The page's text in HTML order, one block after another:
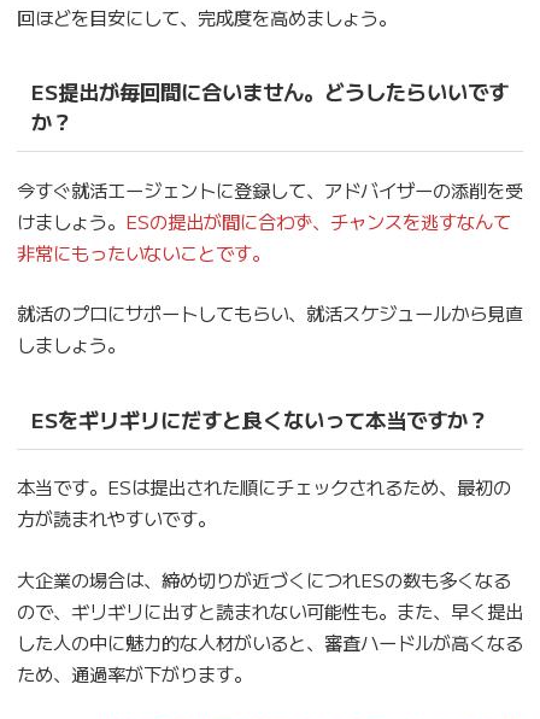
回ほどを目安にして、完成度を高めましょう。
ES提出が毎回間に合いません。どうしたらいいです
か？
今すぐ就活エージェントに登録して、アドバイザーの添削を受
けましょう。 ESの提出が間に合わず、チャンスを逃すなんて
非常にもったいないことです。
就活のプロにサポートしてもらい、就活スケジュールから見直
しましょう。
ESをギリギリにだすと良くないって本当ですか？
本当です。ESは提出された順にチェックされるため、最初の
方が読まれやすいです。
大企業の場合は、締め切りが近づくにつれESの数も多くなる
ので、ギリギリに出すと読まれない可能性も。また、早く提出
した人の中に魅力的な人材がいると、審査ハードルが高くなる
ため、通過率が下がります。